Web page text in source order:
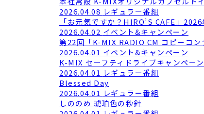
2026.04.08 レギュラー番組
「お元気ですか？HIRO’S CAFE」
2026.04.02 イベント&キャンペーン
第22回「K-MIX RADIO CM コピーコン
2026.04.01 イベント&キャンペーン
K-MIX セーフティドライブキャンペー
2026.04.01 レギュラー番組
Blessed Day
2026.04.01 レギュラー番組
しののめ 琥珀色の秒針